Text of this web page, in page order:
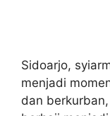
Sidoarjo,
menjadi
dan